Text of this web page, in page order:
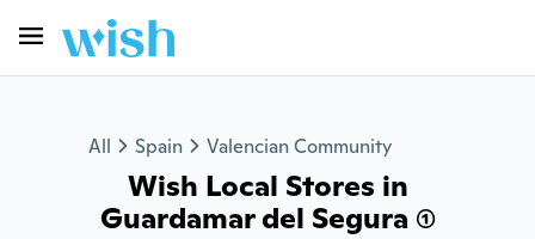
All Spain Valencian Community
Wish Local Stores in
Guardamar del Segura (1)